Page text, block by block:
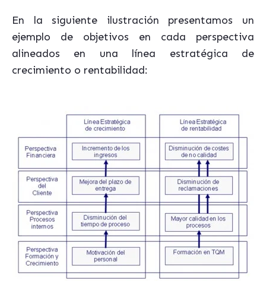
En la siguiente ilustración presentamos un
ejemplo de objetivos en cada perspectiva
alineados en una línea estratégica de
crecimiento o rentabilidad: